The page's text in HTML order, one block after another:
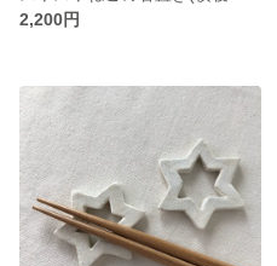
2,200円